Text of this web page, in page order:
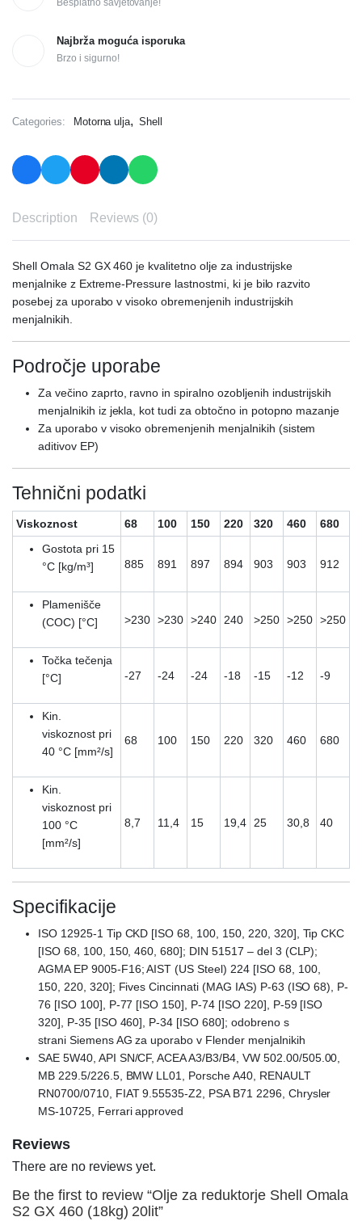
Najbrža moguća isporuka
Brzo i sigurno!
Categories: Motorna ulja, Shell
Description Reviews (0)
Shell Omala S2 GX 460 je kvalitetno olje za industrijske
menjalnike z Extreme-Pressure lastnostmi, ki je bilo razvito
posebej za uporabo v visoko obremenjenih industrijskih
menjalnikih.
Področje uporabe
Za večino zaprto, ravno in spiralno ozobljenih industrijskih
menjalnikih iz jekla, kot tudi za obtočno in potopno mazanje
Za uporabo v visoko obremenjenih menjalnikih (sistem
aditivov EP)
Tehnični podatki
Viskoznost 68 100 150 220 320 460
680
Gostota pri 15
°C [kg/m³]
885 891 897 894 903 903 912
Plamenišče
(COC) [°C]
>230 >230 >240 240 >250 >250 >250
Točka tečenja
[°C]
-27 -24 -24 -18 -15 -12 -9
Kin.
viskoznost pri
40 °C [mm²/s]
68 100 150 220 320 460 680
Kin.
viskoznost pri
100 °C
[mm²/s]
8,7 11,4 15 19,4 25 30,8 40
Specifikacije
ISO 12925-1 Tip CKD [ISO 68, 100, 150, 220, 320], Tip CKC
[ISO 68, 100, 150, 460, 680]; DIN 51517 – del 3 (CLP);
AGMA EP 9005-F16; AIST (US Steel) 224 [ISO 68, 100,
150, 220, 320]; Fives Cincinnati (MAG IAS) P-63 (ISO 68), P-
76 [ISO 100], P-77 [ISO 150], P-74 [ISO 220], P-59 [ISO
320], P-35 [ISO 460], P-34 [ISO 680]; odobreno s
strani Siemens AG za uporabo v Flender menjalnikih
SAE 5W40, API SN/CF, ACEA A3/B3/B4, VW 502.00/505.00,
MB 229.5/226.5, BMW LL01, Porsche A40, RENAULT
RN0700/0710, FIAT 9.55535-Z2, PSA B71 2296, Chrysler
MS-10725, Ferrari approved
Reviews
There are no reviews yet.
Be the first to review “Olje za reduktorje Shell Omala
S2 GX 460 (18kg) 20lit”